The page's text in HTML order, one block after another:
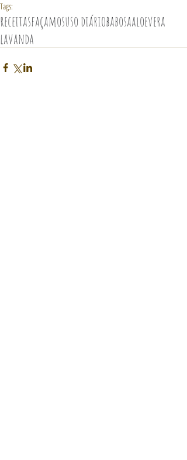
Tags:
receitasfaçamosuso diáriobabosaaloevera
lavanda